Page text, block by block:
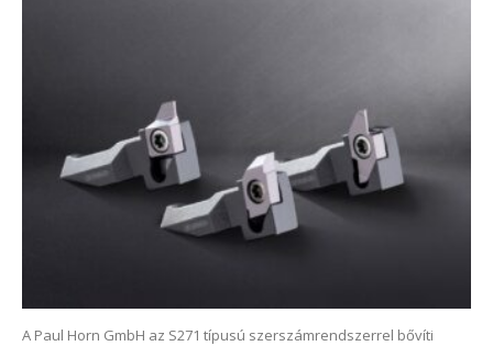
A Paul Horn GmbH az S271 típusú szerszámrendszerrel bővíti